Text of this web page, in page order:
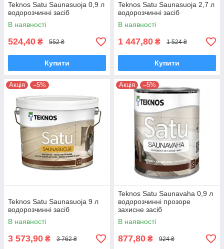
Teknos Satu Saunasuoja 0,9 л
водорозчинні засіб
В наявності
524,40 ₴ 552 ₴
Купити
Teknos Satu Saunasuoja 2,7 л
водорозчинні засіб
В наявності
1 447,80 ₴ 1 524 ₴
Купити
Акція –5%
Teknos Satu Saunasuoja 9 л
водорозчинні засіб
В наявності
3 573,90 ₴ 3 762 ₴
Акція –5%
Teknos Satu Saunavaha 0,9 л
водорозчинні прозоре
захисне засіб
В наявності
877,80 ₴ 924 ₴